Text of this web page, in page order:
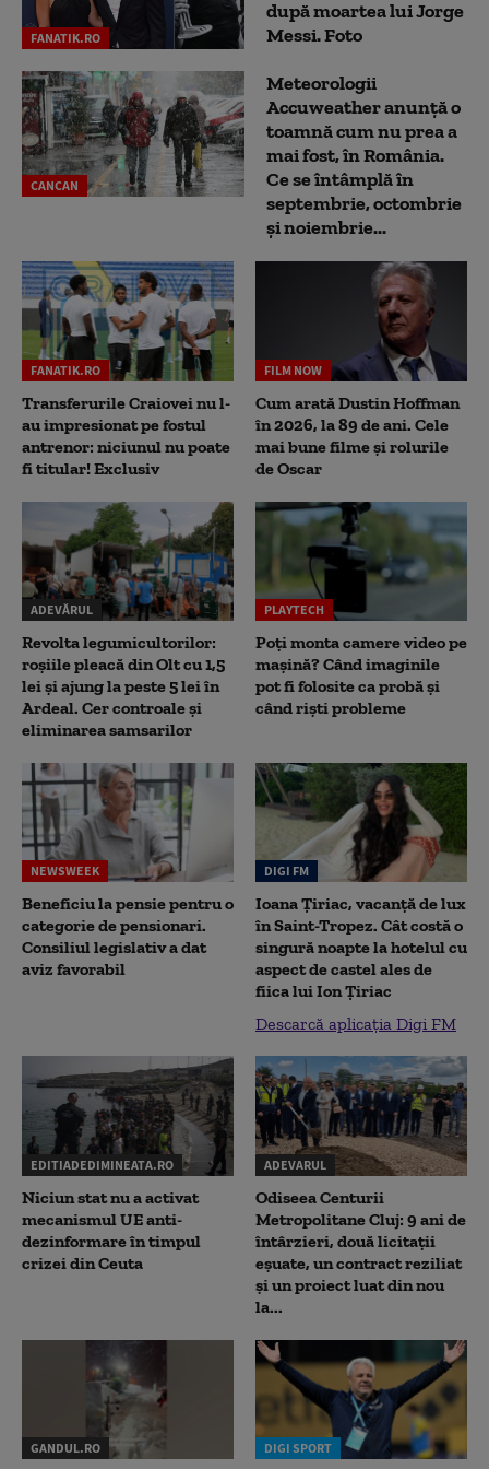
FANATIK.RO
după moartea lui Jorge
Messi. Foto
CANCAN
Meteorologii
Accuweather anunță o
toamnă cum nu prea a
mai fost, în România.
Ce se întâmplă în
septembrie, octombrie
și noiembrie...
FANATIK.RO
Transferurile Craiovei nu l-
au impresionat pe fostul
antrenor: niciunul nu poate
fi titular! Exclusiv
FILM NOW
Cum arată Dustin Hoffman
în 2026, la 89 de ani. Cele
mai bune filme și rolurile
de Oscar
ADEVĂRUL
Revolta legumicultorilor:
roșiile pleacă din Olt cu 1,5
lei și ajung la peste 5 lei în
Ardeal. Cer controale și
eliminarea samsarilor
PLAYTECH
Poți monta camere video pe
mașină? Când imaginile
pot fi folosite ca probă și
când riști probleme
NEWSWEEK
Beneficiu la pensie pentru o
categorie de pensionari.
Consiliul legislativ a dat
aviz favorabil
DIGI FM
Ioana Țiriac, vacanță de lux
în Saint-Tropez. Cât costă o
singură noapte la hotelul cu
aspect de castel ales de
fiica lui Ion Țiriac
Descarcă aplicația Digi FM
EDITIADEDIMINEATA.RO
Niciun stat nu a activat
mecanismul UE anti-
dezinformare în timpul
crizei din Ceuta
ADEVARUL
Odiseea Centurii
Metropolitane Cluj: 9 ani de
întârzieri, două licitații
eșuate, un contract reziliat
și un proiect luat din nou
la...
GANDUL.RO DIGI SPORT